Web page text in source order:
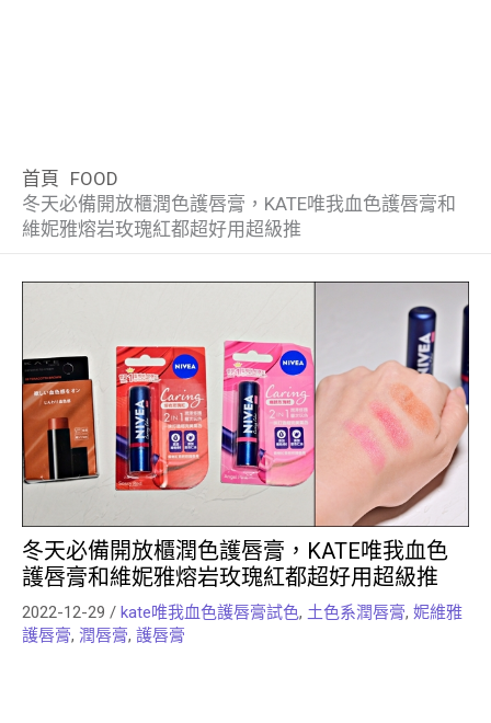
首頁 FOOD
冬天必備開放櫃潤色護唇膏，KATE唯我血色護唇膏和
維妮雅熔岩玫瑰紅都超好用超級推
冬天必備開放櫃潤色護唇膏，KATE唯我血色
護唇膏和維妮雅熔岩玫瑰紅都超好用超級推
2022-12-29 / kate唯我血色護唇膏試色, 土色系潤唇膏, 妮維雅
護唇膏, 潤唇膏, 護唇膏